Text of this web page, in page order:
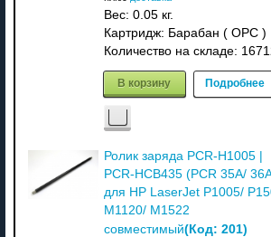
Вес: 0.05 кг.
Картридж: Барабан ( OPC )
Количество на складе:
В корзину Подробнее
Ролик заряда PCR-H1005 |
PCR-HCB435 (PCR 35A/
для HP LaserJet P1005/
M1120/ M1522
совместимый(Код: 201)